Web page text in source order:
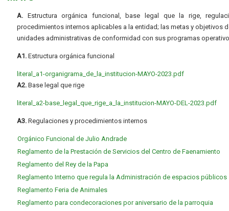
A. Estructura orgánica funcional, base legal que la rige,
procedimientos internos aplicables a la entidad; las metas y objetivos
unidades administrativas de conformidad con sus programas
A1. Estructura orgánica funcional
literal_a1-organigrama_de_la_institucion-MAYO-2023.pdf
A2. Base legal que rige
literal_a2-base_legal_que_rige_a_la_institucion-MAYO-DEL-2023.pdf
A3. Regulaciones y procedimientos internos
Orgánico Funcional de Julio Andrade
Reglamento de la Prestación de Servicios del Centro de Faenamiento
Reglamento del Rey de la Papa
Reglamento Interno que regula la Administración de espacios públicos
Reglamento Feria de Animales
Reglamento para condecoraciones por aniversario de la parroquia